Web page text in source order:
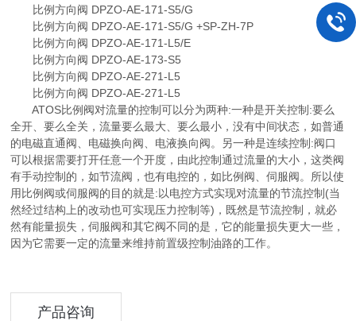
比例方向阀 DPZO-AE-171-S5/G
比例方向阀 DPZO-AE-171-S5/G +SP-ZH-7P
比例方向阀 DPZO-AE-171-L5/E
比例方向阀 DPZO-AE-173-S5
比例方向阀 DPZO-AE-271-L5
比例方向阀 DPZO-AE-271-L5
ATOS比例阀对流量的控制可以分为两种:一种是开关控制:要么
全开、要么全关，流量要么最大、要么最小，没有中间状态，如普通
的电磁直通阀、电磁换向阀、电液换向阀。另一种是连续控制:阀口
可以根据需要打开任意一个开度，由此控制通过流量的大小，这类阀
有手动控制的，如节流阀，也有电控的，如比例阀、伺服阀。所以使
用比例阀或伺服阀的目的就是:以电控方式实现对流量的节流控制(当
然经过结构上的改动也可实现压力控制等)，既然是节流控制，就必
然有能量损失，伺服阀和其它阀不同的是，它的能量损失更大一些，
因为它需要一定的流量来维持前置级控制油路的工作。
产品咨询